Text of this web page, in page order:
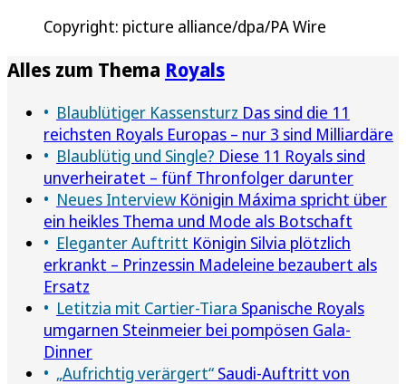
Copyright: picture alliance/dpa/PA Wire
Alles zum Thema Royals
Blaublütiger Kassensturz Das sind die 11
reichsten Royals Europas – nur 3 sind Milliardäre
Blaublütig und Single? Diese 11 Royals sind
unverheiratet – fünf Thronfolger darunter
Neues Interview Königin Máxima spricht über
ein heikles Thema und Mode als Botschaft
Eleganter Auftritt Königin Silvia plötzlich
erkrankt – Prinzessin Madeleine bezaubert als
Ersatz
Letitzia mit Cartier-Tiara Spanische Royals
umgarnen Steinmeier bei pompösen Gala-
Dinner
„Aufrichtig verärgert“ Saudi-Auftritt von